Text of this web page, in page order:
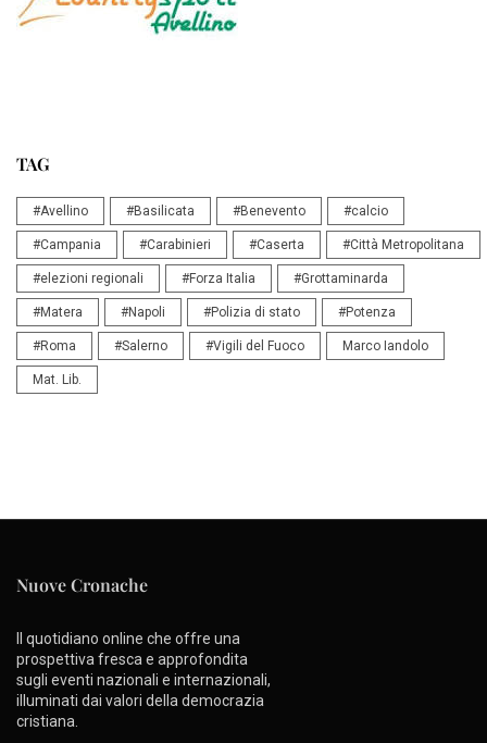
TAG
#Avellino #Basilicata #Benevento #calcio
#Campania #Carabinieri #Caserta #Città Metropolitana
#elezioni regionali #Forza Italia #Grottaminarda
#Matera #Napoli #Polizia di stato #Potenza
#Roma #Salerno #Vigili del Fuoco Marco Iandolo
Mat. Lib.
Nuove Cronache
Il quotidiano online che offre una
prospettiva fresca e approfondita
sugli eventi nazionali e internazionali,
illuminati dai valori della democrazia
cristiana.